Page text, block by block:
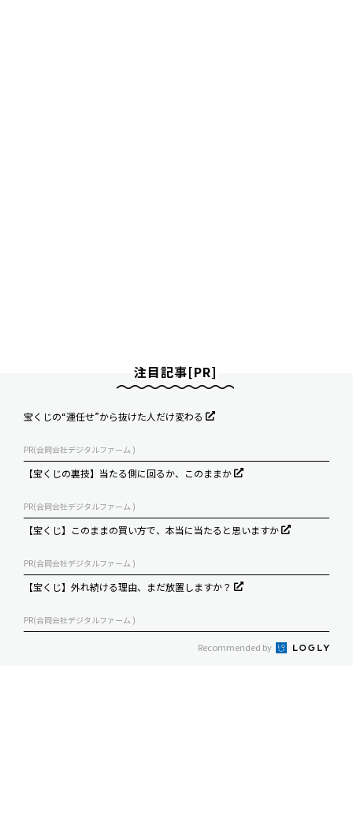
注目記事[PR]
宝くじの“運任せ”から抜けた人だけ変わる
PR(合同会社デジタルファーム )
【宝くじの裏技】当たる側に回るか、このままか
PR(合同会社デジタルファーム )
【宝くじ】このままの買い方で、本当に当たると思いますか
PR(合同会社デジタルファーム )
【宝くじ】外れ続ける理由、まだ放置しますか？
PR(合同会社デジタルファーム )
Recommended by